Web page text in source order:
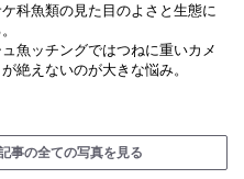
科魚類の見た目のよさと生態に
魚ッチングではつねに重いカメ
絶えないのが大きな悩み。
事の全ての写真を見る